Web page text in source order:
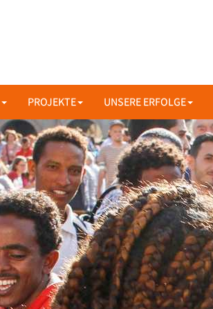
PROJEKTE UNSERE ERFOLGE